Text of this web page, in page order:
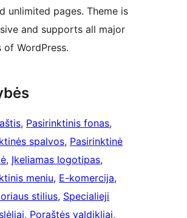
unlimited pages. Theme is
and supports all major
of WordPress.
, Pasirinktinis fonas
spalvos, Pasirinktinė
, Įkeliamas logotipas
meniu, E-komercija
stilius, Specialieji
, Poraštės valdikliai